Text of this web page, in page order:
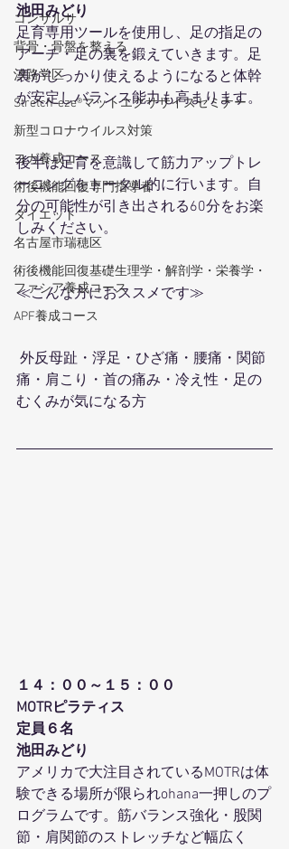
コンサルサ
背骨・骨盤を整える
汐路学区
Stretch-eze®マットエクササイズセミナー
新型コロナウイルス対策
ヨガ養成コース
術後機能回復専門指導者
ダイエット
名古屋市瑞穂区
術後機能回復基礎生理学・解剖学・栄養学・
ファシア養成コース
APF養成コース
池田みどり
足育専用ツールを使用し、足の指足の
アーチ・足の裏を鍛えていきます。足
裏がしっかり使えるようになると体幹
が安定しバランス能力も高まります。
後半は足育を意識して筋力アップトレ
ーニングをトータル的に行います。自
分の可能性が引き出される60分をお楽
しみください。
≪こんな方におススメです≫
痛・肩こり・首の痛み・冷え性・足の
むくみが気になる方
１４：００～１５：００
MOTRピラティス
定員６名
池田みどり
アメリカで大注目されているMOTRは体
験できる場所が限られohana一押しのプ
ログラムです。筋バランス強化・股関
節・肩関節のストレッチなど幅広く